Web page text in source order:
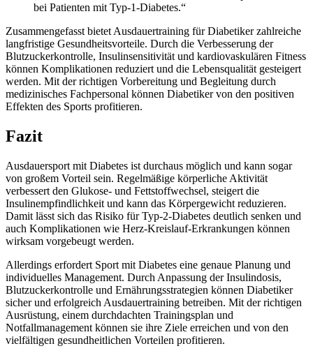
bei Patienten mit Typ-1-Diabetes.“
Zusammengefasst bietet Ausdauertraining für Diabetiker zahlreiche
langfristige Gesundheitsvorteile. Durch die Verbesserung der
Blutzuckerkontrolle, Insulinsensitivität und kardiovaskulären Fitness
können Komplikationen reduziert und die Lebensqualität gesteigert
werden. Mit der richtigen Vorbereitung und Begleitung durch
medizinisches Fachpersonal können Diabetiker von den positiven
Effekten des Sports profitieren.
Fazit
Ausdauersport mit Diabetes ist durchaus möglich und kann sogar
von großem Vorteil sein. Regelmäßige körperliche Aktivität
verbessert den Glukose- und Fettstoffwechsel, steigert die
Insulinempfindlichkeit und kann das Körpergewicht reduzieren.
Damit lässt sich das Risiko für Typ-2-Diabetes deutlich senken und
auch Komplikationen wie Herz-Kreislauf-Erkrankungen können
wirksam vorgebeugt werden.
Allerdings erfordert Sport mit Diabetes eine genaue Planung und
individuelles Management. Durch Anpassung der Insulindosis,
Blutzuckerkontrolle und Ernährungsstrategien können Diabetiker
sicher und erfolgreich Ausdauertraining betreiben. Mit der richtigen
Ausrüstung, einem durchdachten Trainingsplan und
Notfallmanagement können sie ihre Ziele erreichen und von den
vielfältigen gesundheitlichen Vorteilen profitieren.